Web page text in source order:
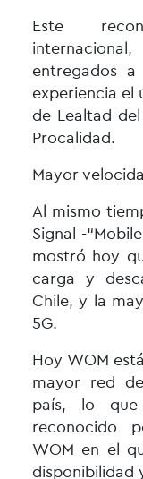
Este
entregados
experiencia el
de Lealtad
Procalidad.
Mayor
Al mismo
Signal -
mostró hoy
carga y
Chile, y la
5G.
Hoy WOM
mayor red
país, lo
reconocido
WOM en el
disponibilidad